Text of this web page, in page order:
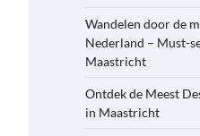
Wandelen door de
Nederland – Must-
Maastricht
Ontdek de Meest
in Maastricht